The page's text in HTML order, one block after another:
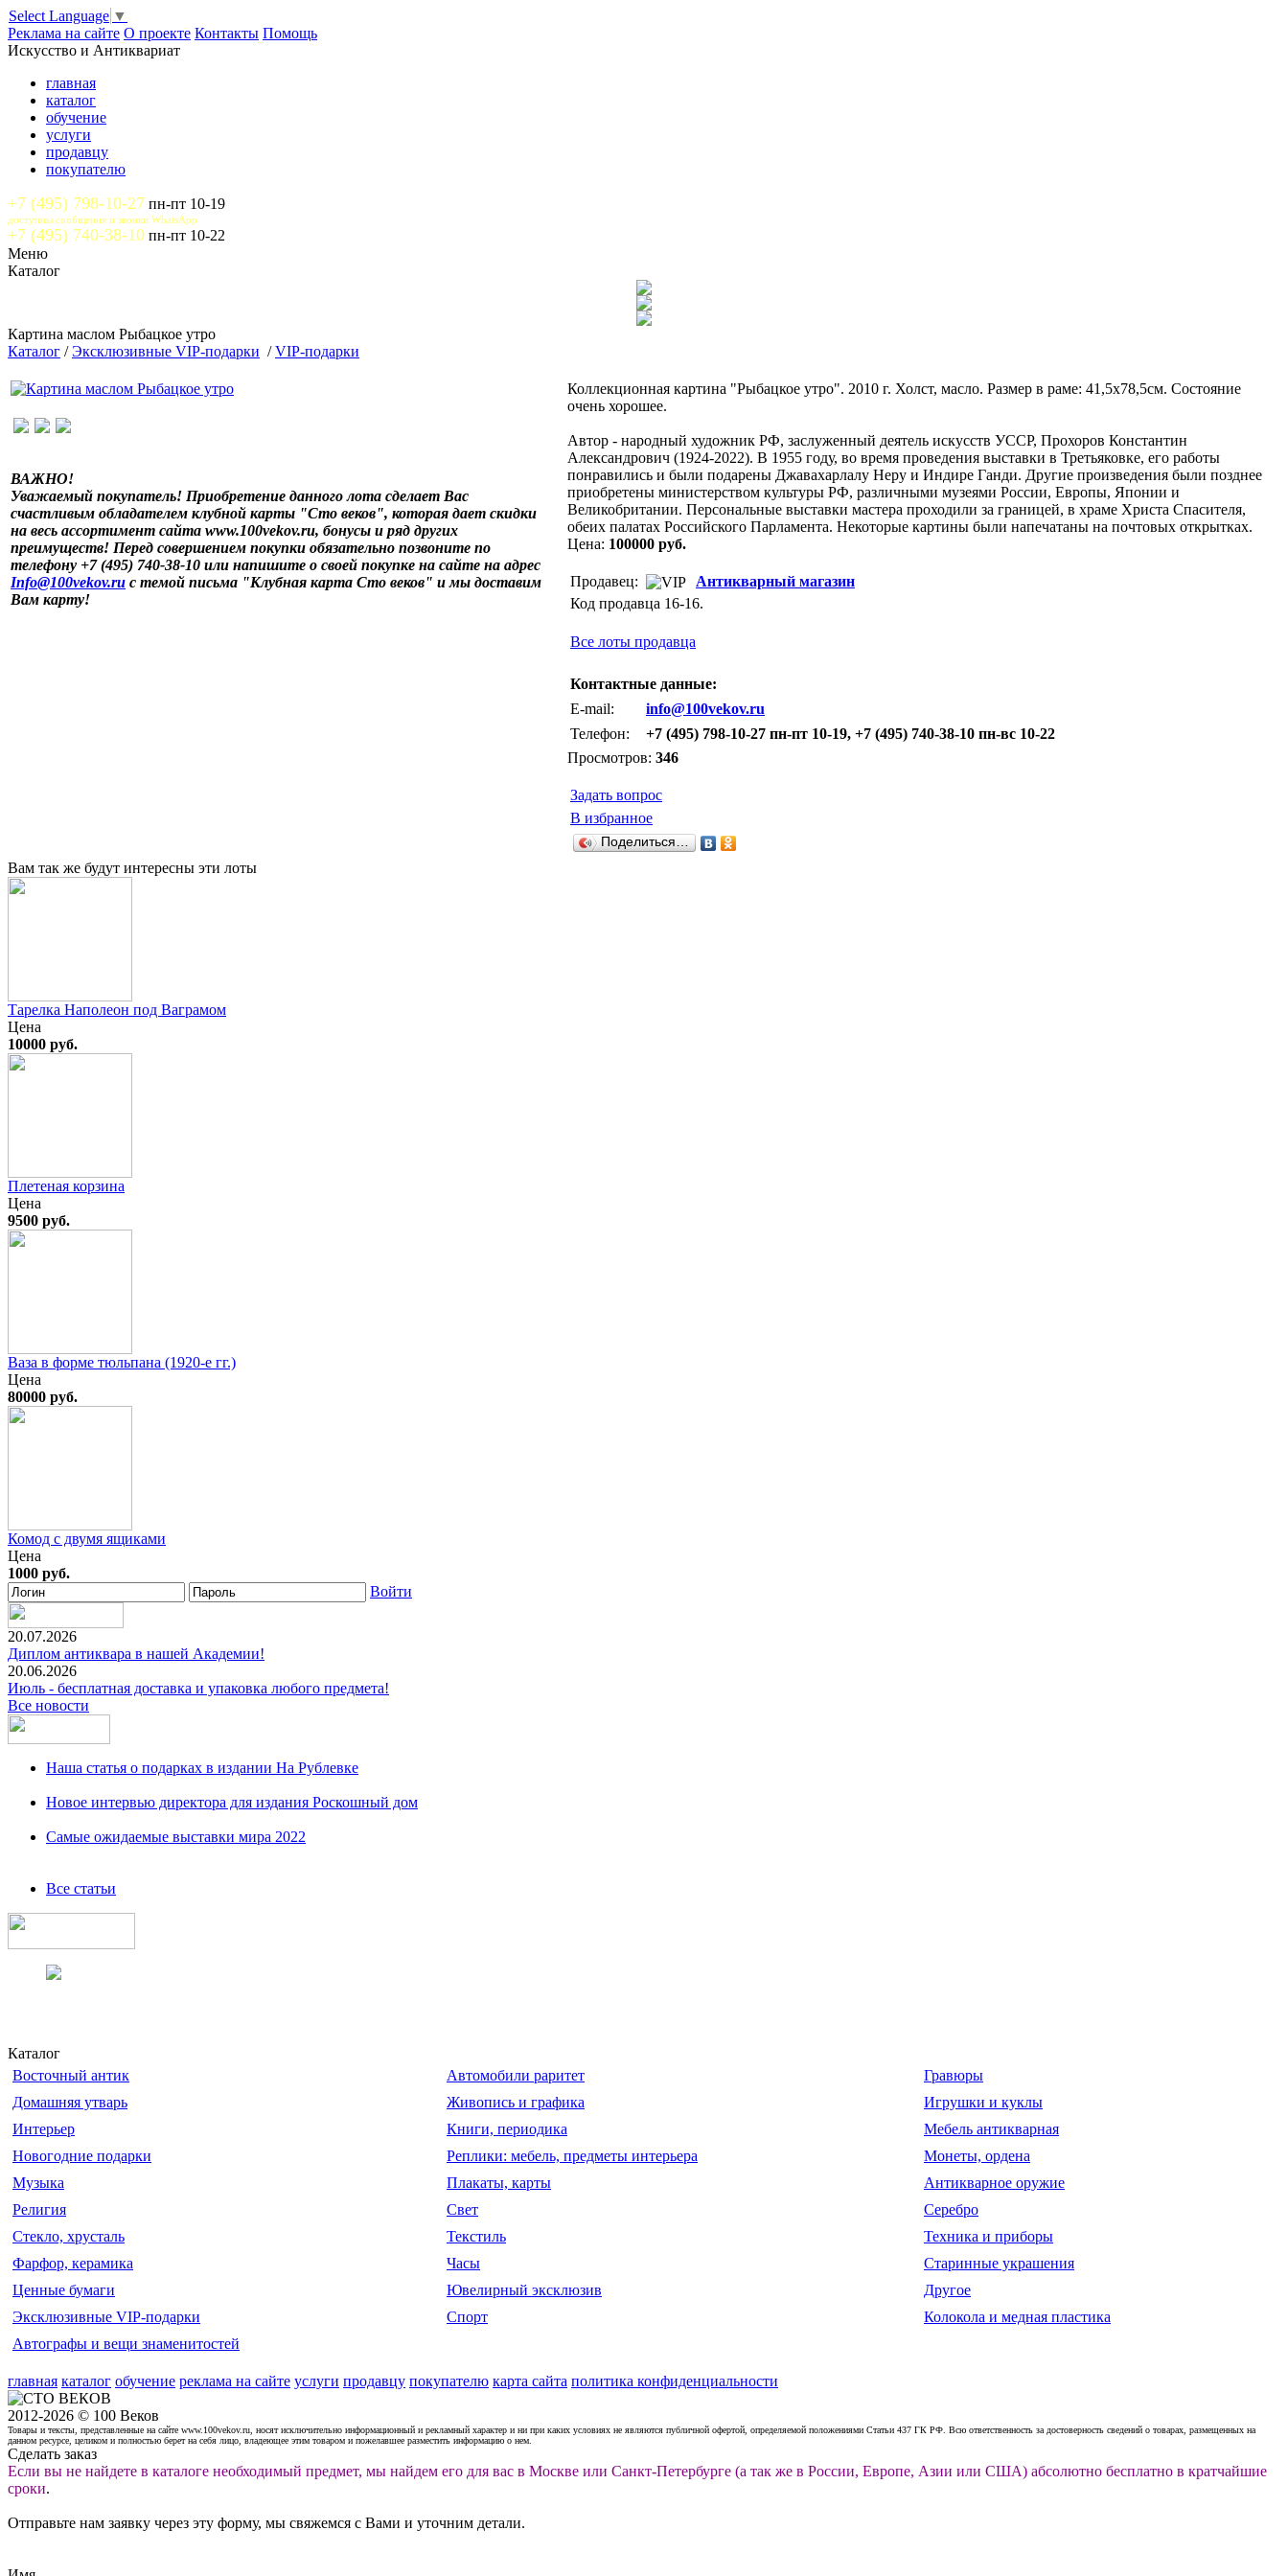
Select Language ▼
Реклама на сайте О проекте Контакты Помощь
Искусство и Антиквариат
главная
каталог
обучение
услуги
продавцу
покупателю
+7 (495) 798-10-27 пн-пт 10-19
доступны сообщения и звонки WhatsApp
+7 (495) 740-38-10 пн-пт 10-22
Меню
Каталог
Картина маслом Рыбацкое утро
Каталог /Эксклюзивные VIP-подарки /VIP-подарки
ВАЖНО!
Уважаемый покупатель! Приобретение данного лота сделает Вас
счастливым обладателем клубной карты "Сто веков", которая дает скидки
на весь ассортимент сайта www.100vekov.ru, бонусы и ряд других
преимуществ! Перед совершением покупки обязательно позвоните по
телефону +7 (495) 740-38-10 или напишите о своей покупке на сайте на адрес
Info@100vekov.ru с темой письма "Клубная карта Сто веков" и мы доставим
Вам карту!
Коллекционная картина "Рыбацкое утро". 2010 г. Холст, масло. Размер в раме: 41,5x78,5см. Состояние
очень хорошее.
Автор - народный художник РФ, заслуженный деятель искусств УССР, Прохоров Константин
Александрович (1924-2022). В 1955 году, во время проведения выставки в Третьяковке, его работы
понравились и были подарены Джавахарлалу Неру и Индире Ганди. Другие произведения были позднее
приобретены министерством культуры РФ, различными музеями России, Европы, Японии и
Великобритании. Персональные выставки мастера проходили за границей, в храме Христа Спасителя,
обеих палатах Российского Парламента. Некоторые картины были напечатаны на почтовых открытках.
Цена: 100000 руб.
Продавец:
Антикварный магазин
Код продавца 16-16.
Все лоты продавца
Контактные данные:
E-mail:
info@100vekov.ru
Телефон:
+7 (495) 798-10-27 пн-пт 10-19, +7 (495) 740-38-10 пн-вс 10-22
Просмотров: 346
Задать вопрос
В избранное
Поделиться…
Вам так же будут интересны эти лоты
Тарелка Наполеон под Ваграмом
Цена
10000 руб.
Плетеная корзина
Цена
9500 руб.
Ваза в форме тюльпана (1920-е гг.)
Цена
80000 руб.
Комод с двумя ящиками
Цена
1000 руб.
Войти
20.07.2026
Диплом антиквара в нашей Академии!
20.06.2026
Июль - бесплатная доставка и упаковка любого предмета!
Все новости
Наша статья о подарках в издании На Рублевке
Новое интервью директора для издания Роскошный дом
Самые ожидаемые выставки мира 2022
Все статьи
Каталог
Восточный антик
Автомобили раритет
Гравюры
Домашняя утварь
Живопись и графика
Игрушки и куклы
Интерьер
Книги, периодика
Мебель антикварная
Новогодние подарки
Реплики: мебель, предметы интерьера
Монеты, ордена
Музыка
Плакаты, карты
Антикварное оружие
Религия
Свет
Серебро
Стекло, хрусталь
Текстиль
Техника и приборы
Фарфор, керамика
Часы
Старинные украшения
Ценные бумаги
Ювелирный эксклюзив
Другое
Эксклюзивные VIP-подарки
Спорт
Колокола и медная пластика
Автографы и вещи знаменитостей
главная каталог обучение реклама на сайте услуги продавцу покупателю карта сайта политика конфиденциальности
2012-2026 © 100 Веков
Товары и тексты, представленные на сайте www.100vekov.ru, носят исключительно информационный и рекламный характер и ни при каких условиях не являются публичной офертой, определяемой положениями Статьи 437 ГК РФ. Всю ответственность за достоверность сведений о товарах, размещенных на
данном ресурсе, целиком и полностью берет на себя лицо, владеющее этим товаром и пожелавшее разместить информацию о нем.
Сделать заказ
Если вы не найдете в каталоге необходимый предмет, мы найдем его для вас в Москве или Санкт-Петербурге (а так же в России, Европе, Азии или США) абсолютно бесплатно в кратчайшие
сроки.
Отправьте нам заявку через эту форму, мы свяжемся с Вами и уточним детали.